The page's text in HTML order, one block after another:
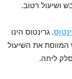
ושיעול רטוב.
. גרינטוס הינו
המווסת את השיעול
ליחה.